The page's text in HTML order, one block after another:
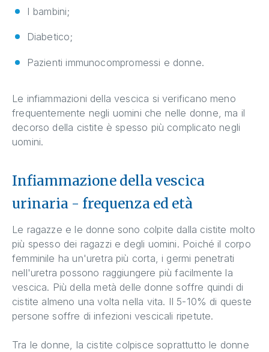
I bambini;
Diabetico;
Pazienti immunocompromessi e donne.
Le infiammazioni della vescica si verificano meno
frequentemente negli uomini che nelle donne, ma il
decorso della cistite è spesso più complicato negli
uomini.
Infiammazione della vescica
urinaria - frequenza ed età
Le ragazze e le donne sono colpite dalla cistite molto
più spesso dei ragazzi e degli uomini. Poiché il corpo
femminile ha un'uretra più corta, i germi penetrati
nell'uretra possono raggiungere più facilmente la
vescica. Più della metà delle donne soffre quindi di
cistite almeno una volta nella vita. Il 5-10% di queste
persone soffre di infezioni vescicali ripetute.
Tra le donne, la cistite colpisce soprattutto le donne